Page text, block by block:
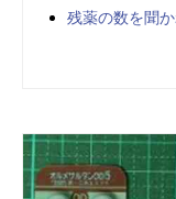
残薬の数を聞